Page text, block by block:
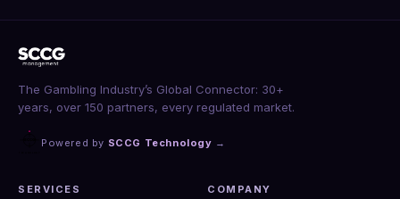
The Gambling Industry’s Global Connector: 30+
years, over 150 partners, every regulated market.
Powered by SCCG Technology →
SERVICES COMPANY